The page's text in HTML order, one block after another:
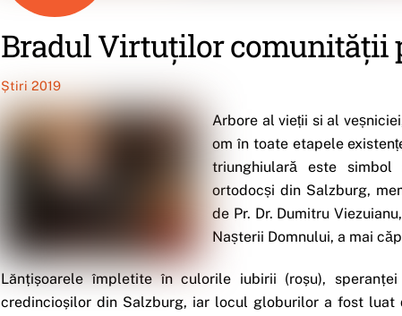
Bradul Virtuților comunității
Știri 2019
Arbore al vieții si al
om în toate etapele
triunghiulară este
ortodocși din Salzburg,
de Pr. Dr. Dumitru
Nașterii Domnului, a mai
Lănțișoarele împletite în culorile iubirii (roșu),
credincioșilor din Salzburg, iar locul globurilor a fost